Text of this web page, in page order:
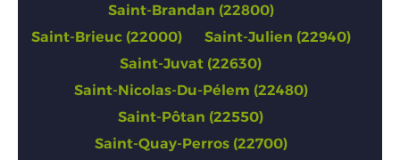
Saint-Brandan (22800)
Saint-Brieuc (22000)
Saint-Julien (22940)
Saint-Juvat (22630)
Saint-Nicolas-Du-Pélem (22480)
Saint-Pôtan (22550)
Saint-Quay-Perros (22700)